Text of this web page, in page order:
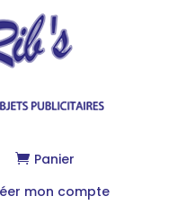
 Panier
mon compte